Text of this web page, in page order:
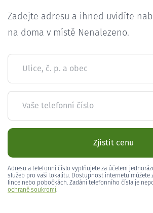
Zadejte adresu a ihned uvidíte
na doma v místě Nenalezeno.
Ulice, č. p. a obec
Vaše telefonní číslo
Zjistit cenu
Adresu a telefonní číslo vyplňujete za účelem
služeb pro vaši lokalitu. Dostupnost internetu můžete
lince nebo pobočkách. Zadání telefonního čísla je
ochraně soukromí.